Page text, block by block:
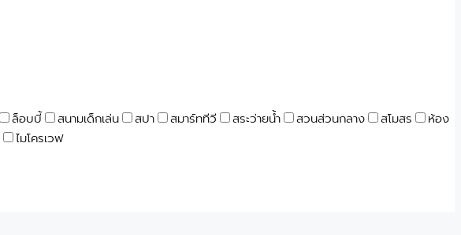
ล็อบบี้ สนามเด็กเล่น สปา สมาร์ททีวี สระว่ายน้ำ สวนส่วนกลาง สโมสร
ห้อง
ไมโครเวฟ